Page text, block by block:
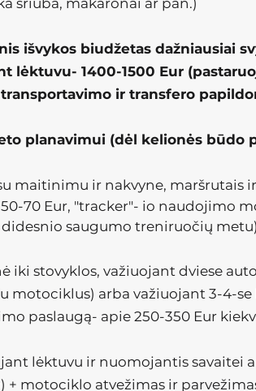
sriuba, makaronai ar pan.)
išvykos biudžetas dažniausiai
lėktuvu- 1400-1500 Eur
ir transfero
planavimui (dėl kelionės būdo
maitinimu ir nakvyne, maršrutais
70 Eur, "tracker"- io naudojimo
saugumo treniruočių metu)
iki stovyklos, važiuojant dviese
motociklus) arba važiuojant 3-4-
paslaugą- apie 250-350 Eur
lėktuvu ir nuomojantis savaitei
+ motociklo atvežimas ir